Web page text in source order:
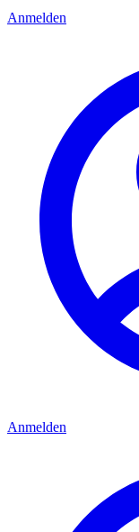
Anmelden
Anmelden